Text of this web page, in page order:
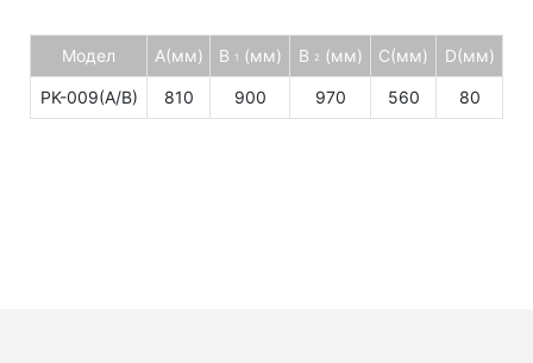
Модел A(мм) B 1 (мм) B 2 (мм) C(мм) D(мм)
PK-009(A/B) 810 900 970 560 80